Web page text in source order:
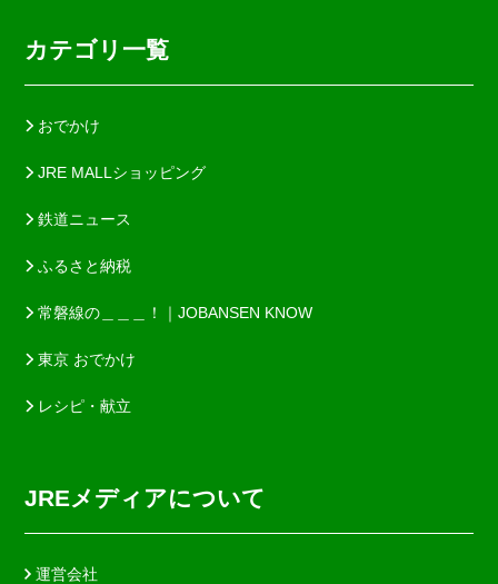
カテゴリ一覧
おでかけ
JRE MALLショッピング
鉄道ニュース
ふるさと納税
常磐線の＿＿＿！｜JOBANSEN KNOW
東京 おでかけ
レシピ・献立
JREメディアについて
運営会社